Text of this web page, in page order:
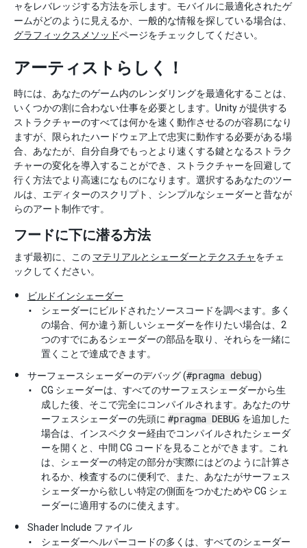
ャをレバレッジする方法を示します。モバイルに最適化されたゲ
ームがどのように見えるか、一般的な情報を探している場合は、
グラフィックスメソッドページをチェックしてください。
アーティストらしく！
時には、あなたのゲーム内のレンダリングを最適化することは、
いくつかの割に合わない仕事を必要とします。Unity が提供する
ストラクチャーのすべては何かを速く動作させるのが容易になり
ますが、限られたハードウェア上で忠実に動作する必要がある場
合、あなたが、自分自身でもっとより速くする鍵となるストラク
チャーの変化を導入することができ、ストラクチャーを回避して
行く方法でより高速になものになります。選択するあなたのツー
ルは、エディターのスクリプト、シンプルなシェーダーと昔なが
らのアート制作です。
フードに下に潜る方法
まず最初に、この マテリアルとシェーダーとテクスチャをチェ
ックしてください。
ビルドインシェーダー
シェーダーにビルドされたソースコードを調べます。多く
の場合、何か違う新しいシェーダーを作りたい場合は、2
つのすでにあるシェーダーの部品を取り、それらを一緒に
置くことで達成できます。
サーフェースシェーダーのデバッグ (#pragma debug)
CG シェーダーは、すべてのサーフェスシェーダーから生
成した後、そこで完全にコンパイルされます。あなたのサ
ーフェスシェーダーの先頭に #pragma DEBUG を追加した
場合は、インスペクター経由でコンパイルされたシェーダ
ーを開くと、中間 CG コードを見ることができます。これ
は、シェーダーの特定の部分が実際にはどのように計算さ
れるか、検査するのに便利で、また、あなたがサーフェス
シェーダーから欲しい特定の側面をつかむためや CG シェ
ーダーに適用するのに使えます。
Shader Include ファイル
シェーダーヘルパーコードの多くは、すべてのシェーダー